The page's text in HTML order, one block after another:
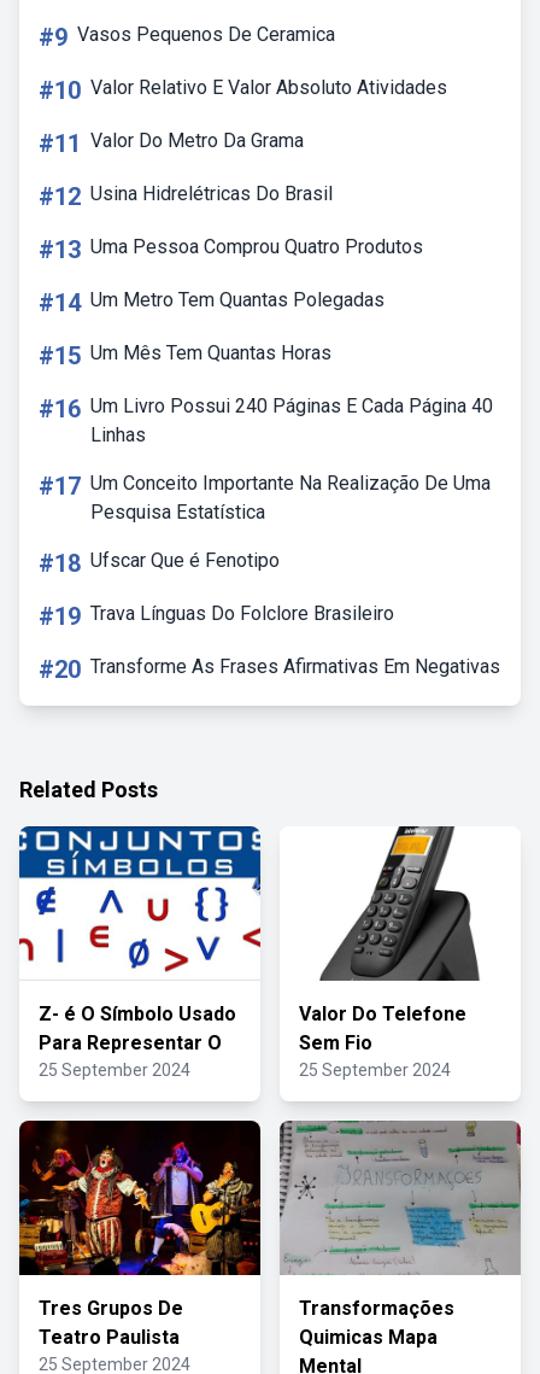
#9 Vasos Pequenos De Ceramica
#10 Valor Relativo E Valor Absoluto Atividades
#11 Valor Do Metro Da Grama
#12 Usina Hidrelétricas Do Brasil
#13 Uma Pessoa Comprou Quatro Produtos
#14 Um Metro Tem Quantas Polegadas
#15 Um Mês Tem Quantas Horas
#16 Um Livro Possui 240 Páginas E Cada Página 40
Linhas
#17 Um Conceito Importante Na Realização De Uma
Pesquisa Estatística
#18 Ufscar Que é Fenotipo
#19 Trava Línguas Do Folclore Brasileiro
#20 Transforme As Frases Afirmativas Em Negativas
Related Posts
Z- é O Símbolo Usado
Para Representar O
25 September 2024
Valor Do Telefone
Sem Fio
25 September 2024
Tres Grupos De
Teatro Paulista
25 September 2024
Transformações
Quimicas Mapa
Mental